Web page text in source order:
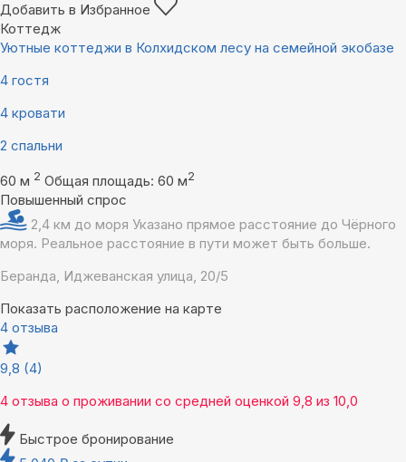
Добавить в Избранное
Коттедж
Уютные коттеджи в Колхидском лесу на семейной экобазе
4 гостя
4 кровати
2 спальни
60 м 2 Общая площадь: 60 м2
Повышенный спрос
2,4 км до моря Указано прямое расстояние до Чёрного
моря. Реальное расстояние в пути может быть больше.
Беранда, Иджеванская улица, 20/5
Показать расположение на карте
4 отзыва
9,8 (4)
4 отзыва о проживании со средней оценкой 9,8 из 10,0
Быстрое бронирование